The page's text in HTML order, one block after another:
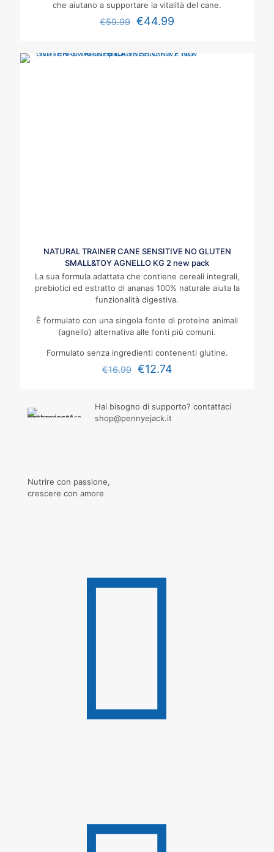
che aiutano a supportare la vitalità del cane.
€59.99 €44.99
NATURAL TRAINER CANE SENSITIVE NO GLUTEN
SMALL&TOY AGNELLO KG 2 new pack
La sua formula adattata che contiene cereali integrali,
prebiotici ed estratto di ananas 100% naturale aiuta la
funzionalità digestiva.
È formulato con una singola fonte di proteine animali
(agnello) alternativa alle fonti più comuni.
Formulato senza ingredienti contenenti glutine.
€16.99 €12.74
Hai bisogno di supporto? contattaci
shop@pennyejack.it
Nutrire con passione,
crescere con amore